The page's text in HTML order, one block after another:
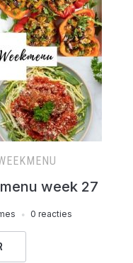
week 27
0 reacties